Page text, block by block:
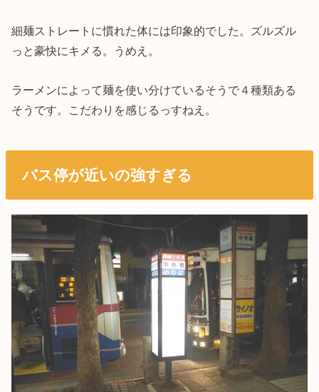
細麺ストレートに慣れた体には印象的でした。ズルズル
っと豪快にキメる。うめえ。
ラーメンによって麺を使い分けているそうで４種類ある
そうです。こだわりを感じるっすねえ。
バス停が近いの強すぎる